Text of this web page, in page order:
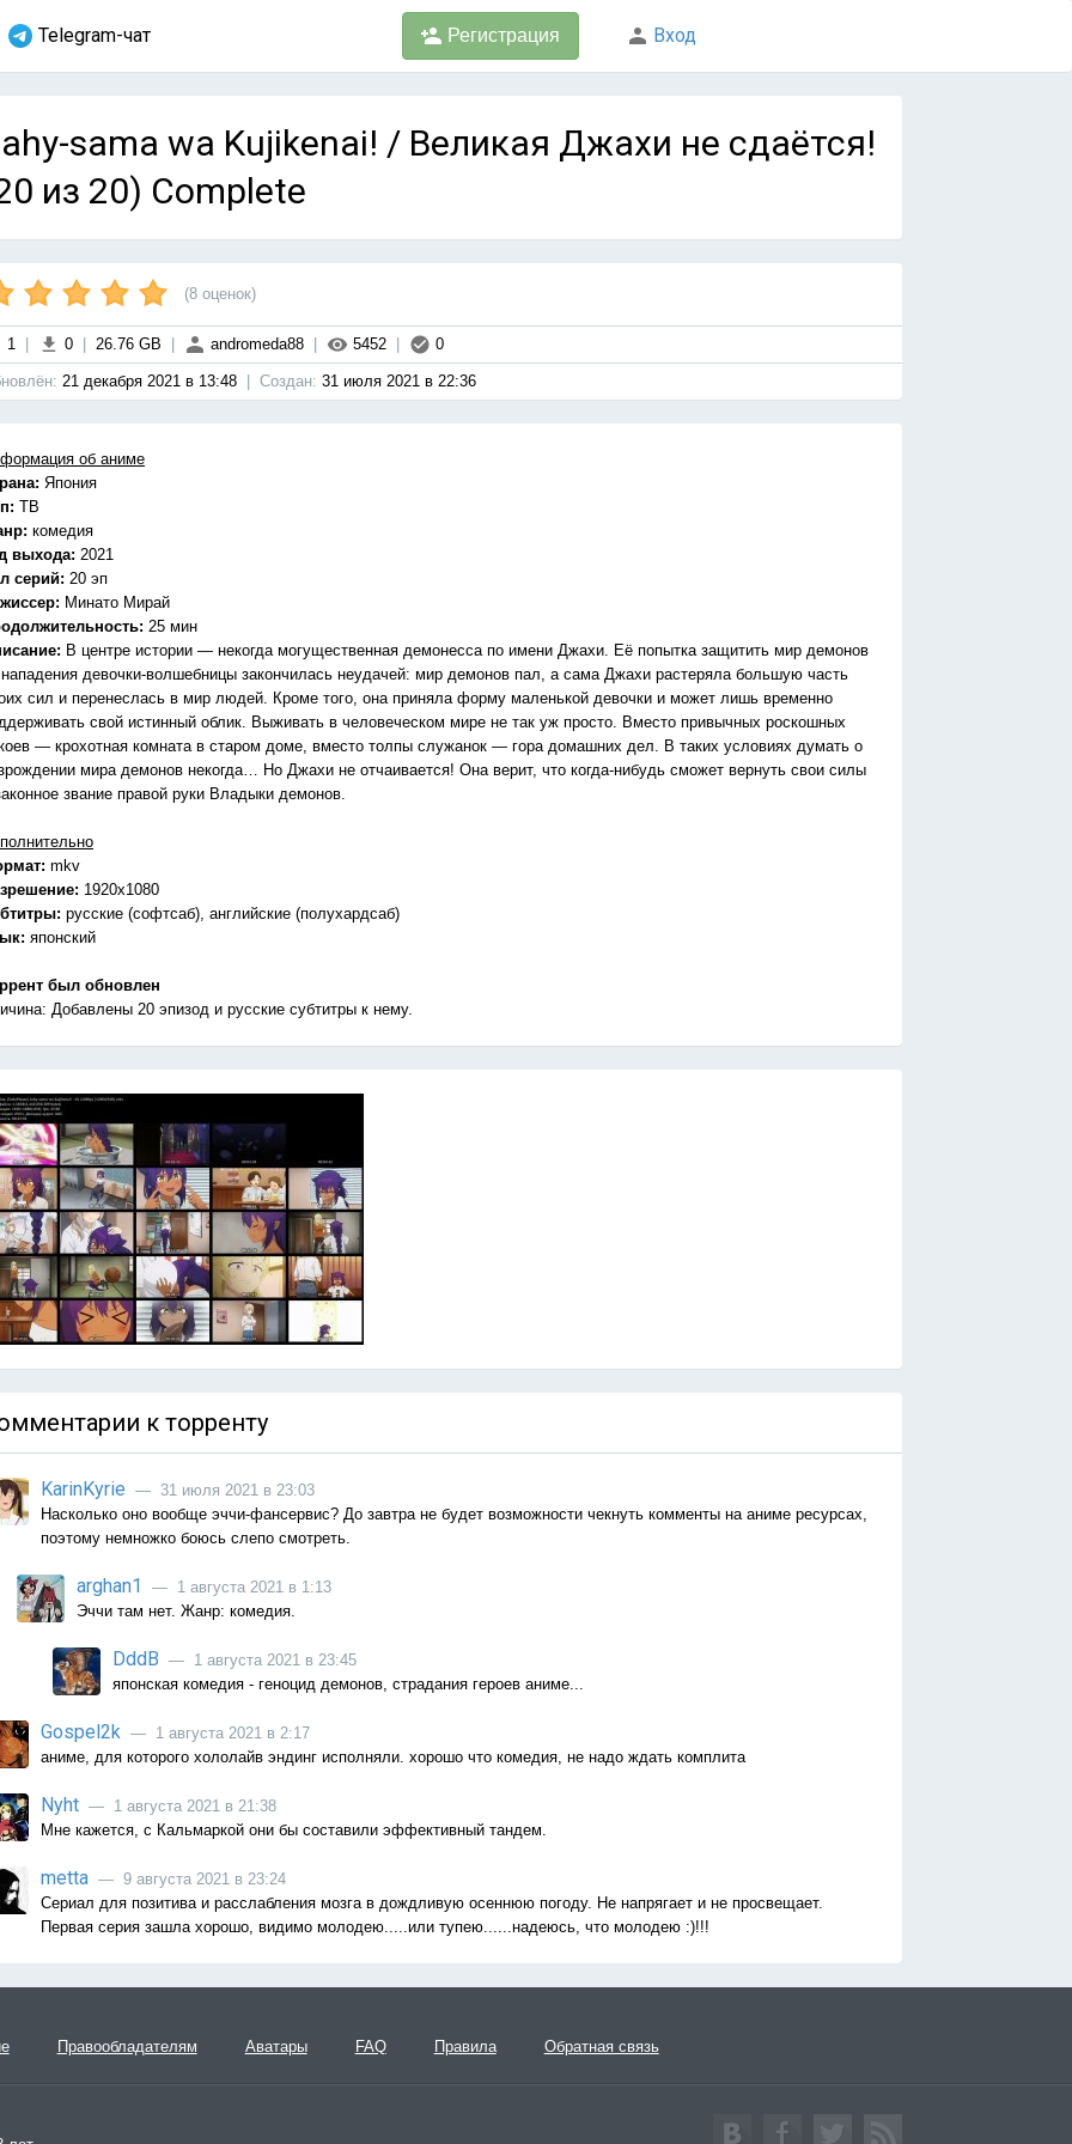
Telegram-чат Регистрация Вход
sama wa Kujikenai! / Великая Джахи не сдаётся!
из 20) Complete
(8 оценок)
1 0 26.76 GB andromeda88 5452 0
21 декабря 2021 в 13:48 Cоздан: 31 июля 2021 в 22:36
об аниме
Япония
ТВ
комедия
выхода: 2021
серий: 20 эп
Минато Мирай
25 мин
В центре истории — некогда могущественная демонесса по имени Джахи. Её попытка защитить мир демонов
девочки-волшебницы закончилась неудачей: мир демонов пал, а сама Джахи растеряла большую часть
сил и перенеслась в мир людей. Кроме того, она приняла форму маленькой девочки и может лишь временно
свой истинный облик. Выживать в человеческом мире не так уж просто. Вместо привычных роскошных
— крохотная комната в старом доме, вместо толпы служанок — гора домашних дел. В таких условиях думать о
мира демонов некогда… Но Джахи не отчаивается! Она верит, что когда-нибудь сможет вернуть свои силы
звание правой руки Владыки демонов.
mkv
1920x1080
русские (софтсаб), английские (полухардсаб)
японский
был обновлен
Добавлены 20 эпизод и русские субтитры к нему.
к торренту
KarinKyrie — 31 июля 2021 в 23:03
Насколько оно вообще эччи-фансервис? До завтра не будет возможности чекнуть комменты на аниме ресурсах,
поэтому немножко боюсь слепо смотреть.
arghan1
— 1 августа 2021 в 1:13
Эччи там нет. Жанр: комедия.
DddB — 1 августа 2021 в 23:45
японская комедия - геноцид демонов, страдания героев аниме...
Gospel2k — 1 августа 2021 в 2:17
аниме, для которого хололайв эндинг исполняли. хорошо что комедия, не надо ждать комплита
Nyht — 1 августа 2021 в 21:38
Мне кажется, с Кальмаркой они бы составили эффективный тандем.
metta — 9 августа 2021 в 23:24
Сериал для позитива и расслабления мозга в дождливую осеннюю погоду. Не напрягает и не просвещает.
Первая серия зашла хорошо, видимо молодею.....или тупею......надеюсь, что молодею :)!!!
Правообладателям Аватары FAQ Правила Обратная связь